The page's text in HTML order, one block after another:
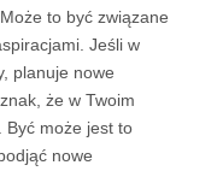
to być związane
Jeśli w
planuje nowe
że w Twoim
Być może jest to
nowe